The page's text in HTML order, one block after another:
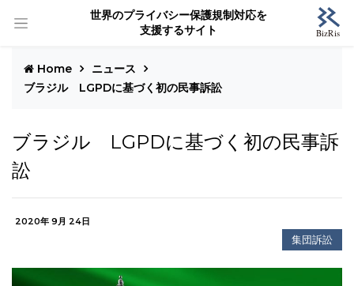
世界のプライバシー保護規制対応を
支援するサイト
Home
ニュース
ブラジル LGPDに基づく初の民事訴訟
ブラジル LGPDに基づく初の民事訴
訟
2020年 9月 24日
集団訴訟